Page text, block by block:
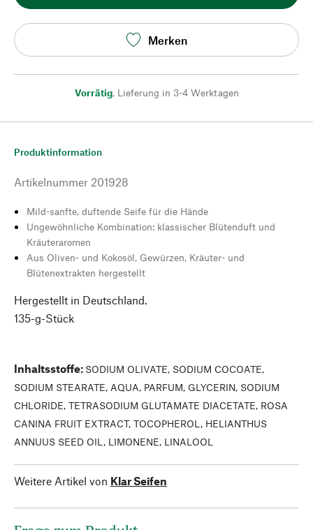
Merken
Vorrätig, Lieferung in 3-4 Werktagen
Produktinformation
Artikelnummer 201928
Mild-sanfte, duftende Seife für die Hände
Ungewöhnliche Kombination: klassischer Blütenduft und
Kräuteraromen
Aus Oliven- und Kokosöl, Gewürzen, Kräuter- und
Blütenextrakten hergestellt
Hergestellt in Deutschland.
135-g-Stück
Inhaltsstoffe: SODIUM OLIVATE, SODIUM COCOATE,
SODIUM STEARATE, AQUA, PARFUM, GLYCERIN, SODIUM
CHLORIDE, TETRASODIUM GLUTAMATE DIACETATE, ROSA
CANINA FRUIT EXTRACT, TOCOPHEROL, HELIANTHUS
ANNUUS SEED OIL, LIMONENE, LINALOOL
Weitere Artikel von Klar Seifen